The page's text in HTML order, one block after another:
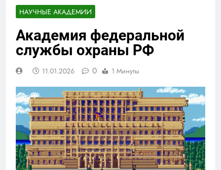
НАУЧНЫЕ АКАДЕМИИ
Академия федеральной
службы охраны РФ
11.01.2026 0 1 Минуты